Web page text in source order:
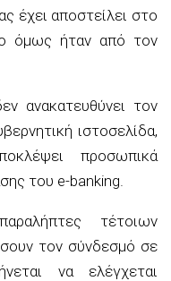
έχει αποστείλει στο
όμως ήταν από τον
ανακατευθύνει τον
ιστοσελίδα,
προσωπικά
του e-banking.
τέτοιων
τον σύνδεσμό σε
να ελέγχεται